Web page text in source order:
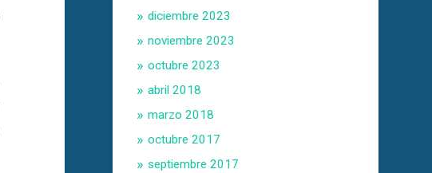
diciembre 2023
noviembre 2023
octubre 2023
abril 2018
marzo 2018
octubre 2017
septiembre 2017